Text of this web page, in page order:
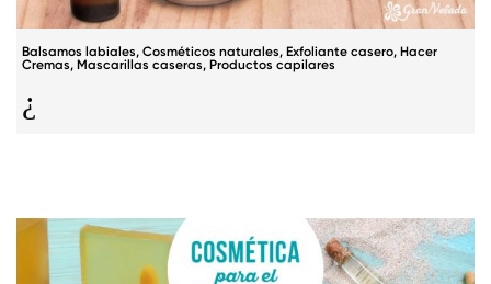
Balsamos labiales, Cosméticos naturales, Exfoliante casero, Hacer
Cremas, Mascarillas caseras, Productos capilares
¿Cuando añadir principio activo a una crema?